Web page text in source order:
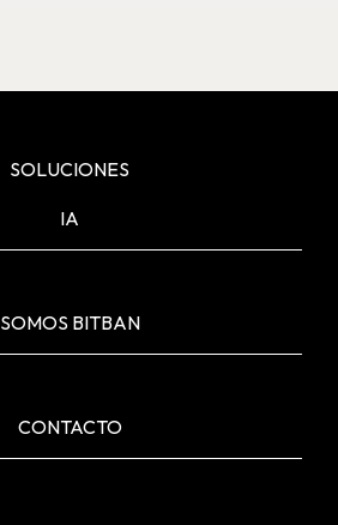
SOLUCIONES
IA
SOMOS BITBAN
CONTACTO